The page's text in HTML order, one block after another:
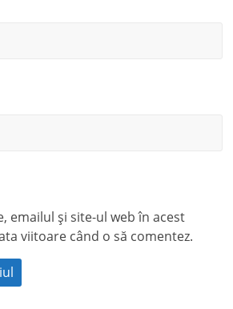
emailul și site-ul web în acest
viitoare când o să comentez.